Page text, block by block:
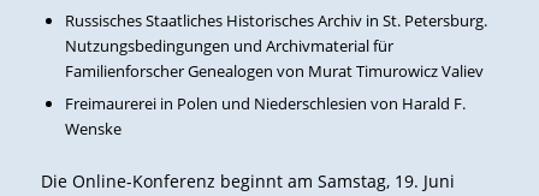
Russisches Staatliches Historisches Archiv in St. Petersburg.
Nutzungsbedingungen und Archivmaterial für
Familienforscher Genealogen von Murat Timurowicz Valiev
Freimaurerei in Polen und Niederschlesien von Harald F.
Wenske
Die Online-Konferenz beginnt am Samstag, 19. Juni